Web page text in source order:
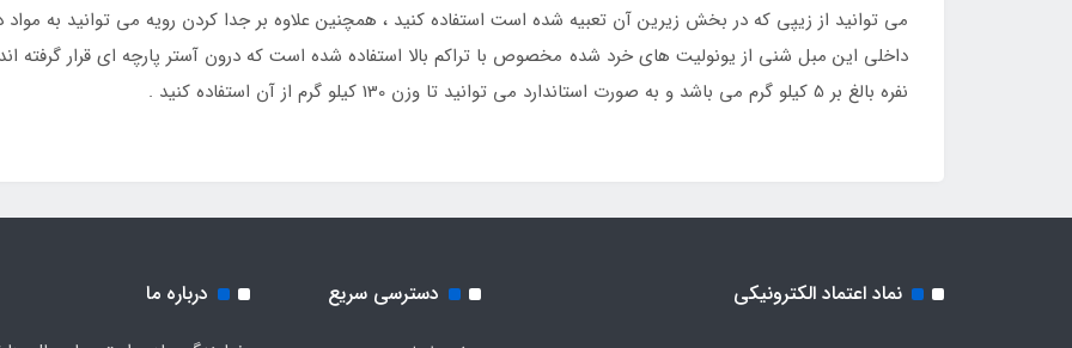
می توانید از زیپی که در بخش زیرین آن تعبیه شده است استفاده کنید ، همچنین علاوه بر جدا کردن رویه می توانید به
داخلی این مبل شنی از یونولیت های خرد شده مخصوص با تراکم بالا استفاده شده است که درون آستر پارچه ای قرار
نفره بالغ بر 5 کیلو گرم می باشد و به صورت استاندارد می توانید تا وزن 130 کیلو گرم از آن استفاده کنید .
نماد اعتماد الکترونیکی دسترسی سریع درباره ما